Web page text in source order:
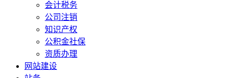
会计税务
公司注销
知识产权
公积金社保
资质办理
网站建设